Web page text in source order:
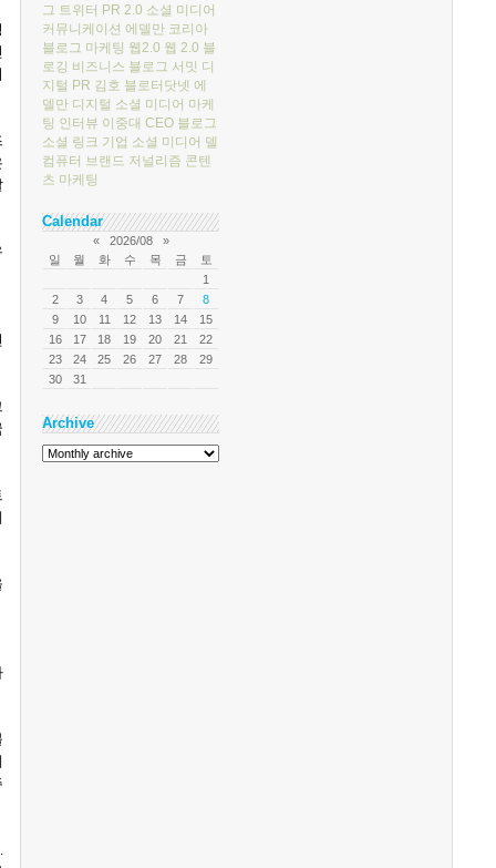
.
그 트위터 PR 2.0 소셜 미디어
커뮤니케이션 에델만 코리아
블로그 마케팅 웹2.0 웹 2.0 블
로깅 비즈니스 블로그 서밋 디
지털 PR 김호 블로터닷넷 에
델만 디지털 소셜 미디어 마케
팅 인터뷰 이중대 CEO 블로그
소셜 링크 기업 소셜 미디어 델
컴퓨터 브랜드 저널리즘 콘텐
츠 마케팅
Calendar
« 2026/08
»
일
월 화 수 목 금
토
1
2
3 4 5 6 7
8
9
10 11 12 13 14
15
16
17 18 19 20 21
22
23
24 25 26 27 28
29
30
31
Archive